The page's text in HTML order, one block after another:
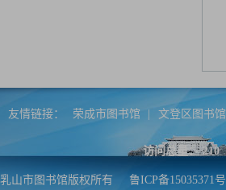
友情链接： 荣成市图书馆 文登区图书馆
访问总量：210
乳山市图书馆版权所有 鲁ICP备15035371号